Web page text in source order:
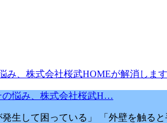
の悩み、株式会社桜武H…
発生して困っている」 「外壁を触